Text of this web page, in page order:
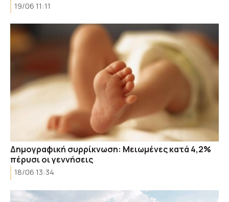
19/06 11:11
Δημογραφική συρρίκνωση: Μειωμένες κατά 4,2%
πέρυσι οι γεννήσεις
18/06 13:34